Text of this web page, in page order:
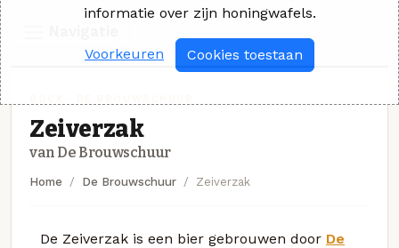
Zeiverzak
van De Brouwschuur
Home De Brouwschuur Zeiverzak
De Zeiverzak is een bier gebrouwen door De
informatie over zijn honingwafels.
Voorkeuren Cookies toestaan